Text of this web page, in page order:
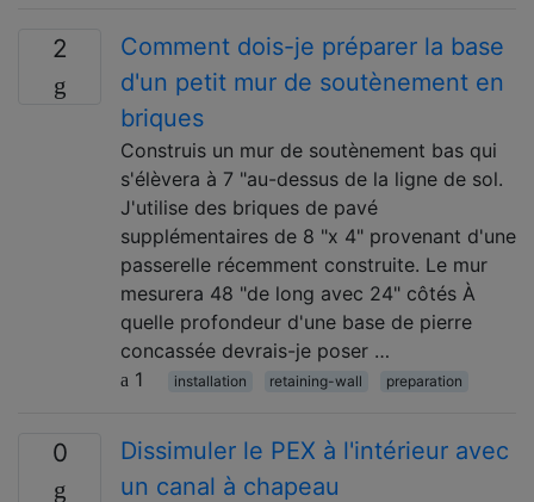
2
Comment dois-je préparer la base
d'un petit mur de soutènement en
briques
Construis un mur de soutènement bas qui
s'élèvera à 7 "au-dessus de la ligne de sol.
J'utilise des briques de pavé
supplémentaires de 8 "x 4" provenant d'une
passerelle récemment construite. Le mur
mesurera 48 "de long avec 24" côtés À
quelle profondeur d'une base de pierre
concassée devrais-je poser …
1
installation retaining-wall preparation
0
Dissimuler le PEX à l'intérieur avec
un canal à chapeau